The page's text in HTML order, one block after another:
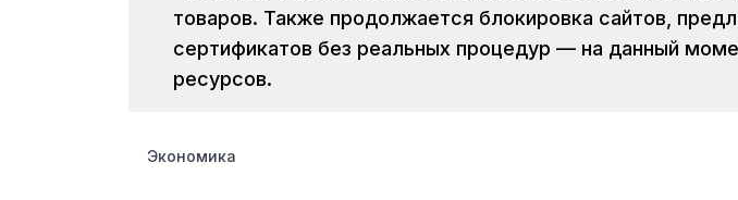
товаров. Также продолжается блокировка сайтов,
сертификатов без реальных процедур — на данный
ресурсов.
Экономика